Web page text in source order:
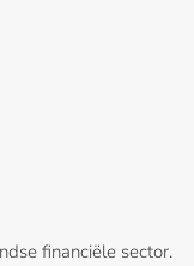
financiële sector.